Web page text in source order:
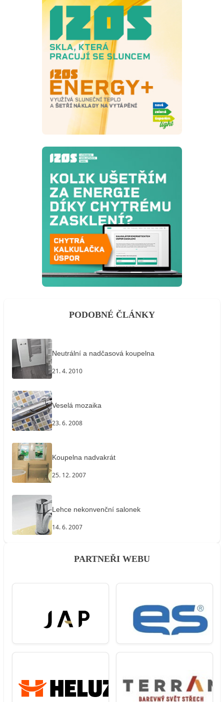
PODOBNÉ ČLÁNKY
Neutrální a nadčasová koupelna
21. 4. 2010
Veselá mozaika
23. 6. 2008
Koupelna nadvakrát
25. 12. 2007
Lehce nekonvenční salonek
14. 6. 2007
PARTNEŘI WEBU